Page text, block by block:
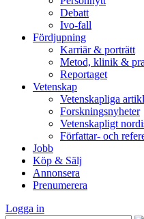
Debatt
Ivo-fall
Fördjupning
Karriär & porträtt
Metod, klinik &
Reportaget
Vetenskap
Vetenskapliga
Forskningsnyheter
Vetenskapligt
Författar- och
Jobb
Köp & Sälj
Annonsera
Prenumerera
Logga in